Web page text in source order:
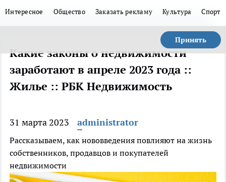
Интересное Общество Заказать рекламу Культура Спорт
Принять
Какие законы о недвижимости
заработают в апреле 2023 года ::
Жилье :: РБК Недвижимость
31 марта 2023 administrator
Рассказываем, как нововведения повлияют на жизнь
собственников, продавцов и покупателей
недвижимости